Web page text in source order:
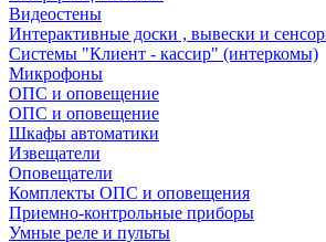
Видеостены
Интерактивные доски , вывески и
Системы "Клиент - кассир" (интеркомы)
Микрофоны
ОПС и оповещение
ОПС и оповещение
Шкафы автоматики
Извещатели
Оповещатели
Комплекты ОПС и оповещения
Приемно-контрольные приборы
Умные реле и пульты